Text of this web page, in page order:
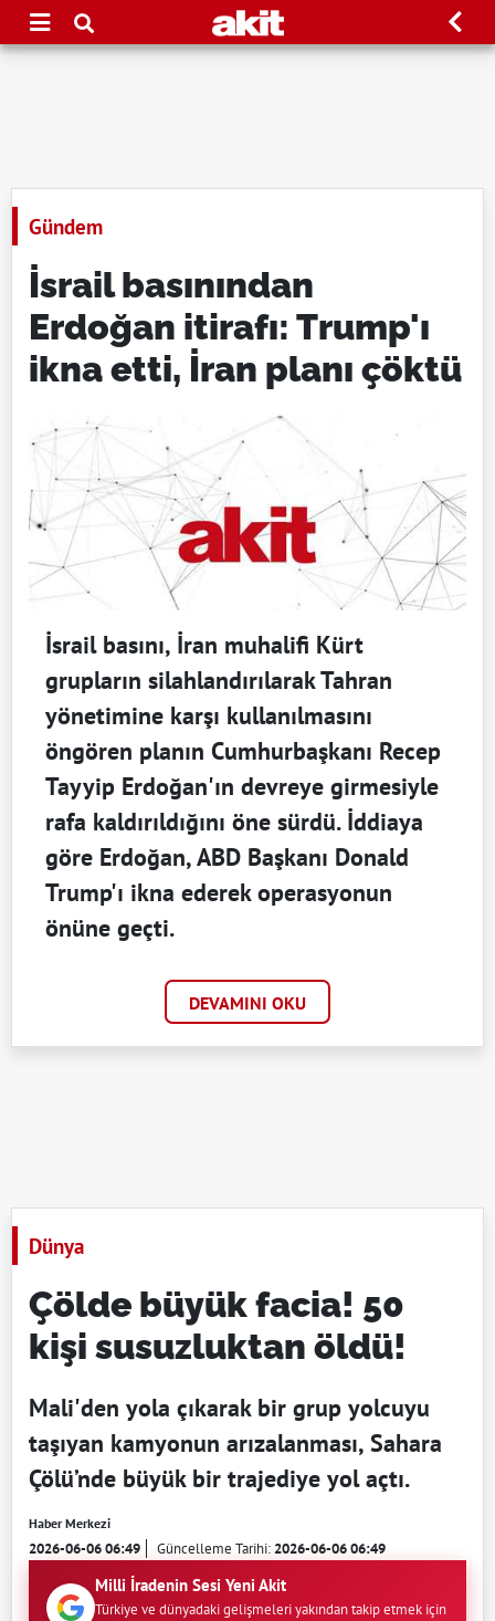
Gündem
İsrail basınından
Erdoğan itirafı: Trump'ı
ikna etti, İran planı çöktü
İsrail basını, İran muhalifi Kürt
grupların silahlandırılarak Tahran
yönetimine karşı kullanılmasını
öngören planın Cumhurbaşkanı Recep
Tayyip Erdoğan'ın devreye girmesiyle
rafa kaldırıldığını öne sürdü. İddiaya
göre Erdoğan, ABD Başkanı Donald
Trump'ı ikna ederek operasyonun
önüne geçti.
DEVAMINI OKU
Dünya
Çölde büyük facia! 50
kişi susuzluktan öldü!
Mali'den yola çıkarak bir grup yolcuyu
taşıyan kamyonun arızalanması, Sahara
Çölü’nde büyük bir trajediye yol açtı.
Haber Merkezi
2026-06-06 06:49 Güncelleme Tarihi:2026-06-06 06:49
Milli İradenin Sesi Yeni Akit
Türkiye ve dünyadaki gelişmeleri yakından takip etmek için